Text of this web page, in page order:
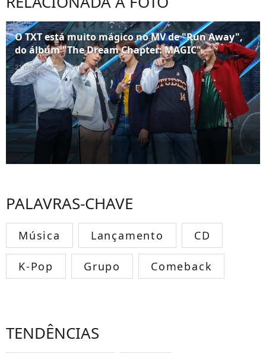
O TXT está muito mágico no MV de "Run Away",
do álbum "The Dream Chapter: MAGIC"
21 de outubro de 2019
PALAVRAS-CHAVE
Música Lançamento CD
K-Pop Grupo Comeback
TENDÊNCIAS